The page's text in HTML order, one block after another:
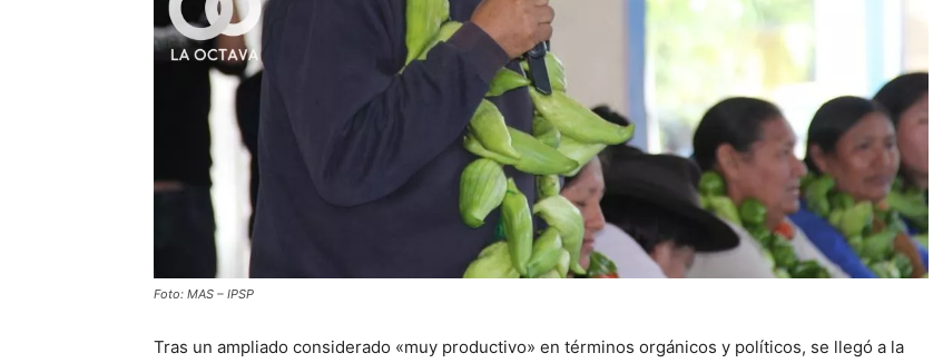
Foto: MAS – IPSP
Tras un ampliado considerado «muy productivo» en términos orgánicos y políticos, se llegó a la